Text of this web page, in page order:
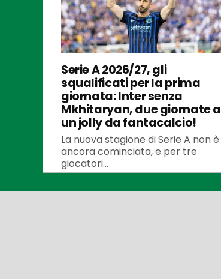
Serie A 2026/27, gli
squalificati per la prima
giornata: Inter senza
Mkhitaryan, due giornate a
un jolly da fantacalcio!
La nuova stagione di Serie A non è
ancora cominciata, e per tre
giocatori...